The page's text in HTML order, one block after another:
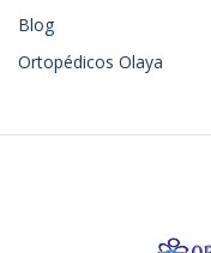
Blog
Ortopédicos Olaya